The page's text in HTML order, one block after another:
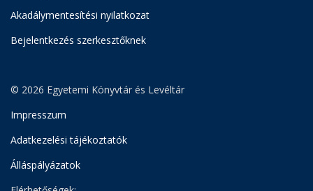
Akadálymentesítési nyilatkozat
Bejelentkezés szerkesztőknek
© 2026 Egyetemi Könyvtár és Levéltár
Impresszum
Adatkezelési tájékoztatók
Álláspályázatok